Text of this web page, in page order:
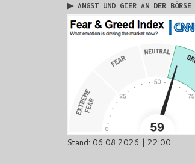
▶ ANGST UND GIER AN DER BÖRSE
Stand: 06.08.2026 | 22:00